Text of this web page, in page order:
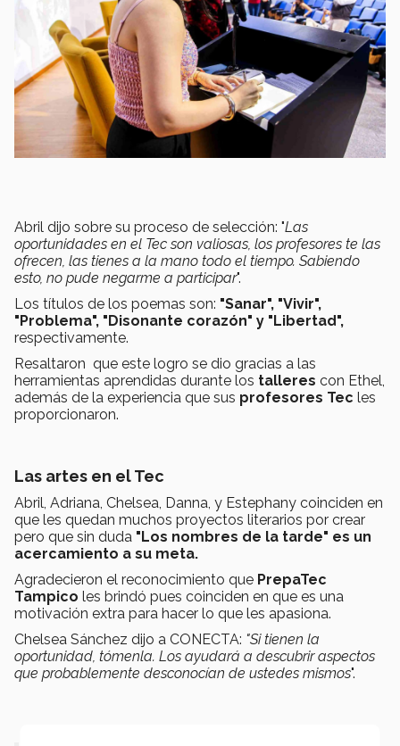
Abril dijo sobre su proceso de selección: "Las
oportunidades en el Tec son valiosas, los profesores te las
ofrecen, las tienes a la mano todo el tiempo. Sabiendo
esto, no pude negarme a participar".
Los títulos de los poemas son: "Sanar", "Vivir",
"Problema", "Disonante corazón" y "Libertad",
respectivamente.
Resaltaron que este logro se dio gracias a las
herramientas aprendidas durante los talleres con Ethel,
además de la experiencia que sus profesores Tec les
proporcionaron.
Las artes en el Tec
Abril, Adriana, Chelsea, Danna, y Estephany coinciden en
que les quedan muchos proyectos literarios por crear
pero que sin duda "Los nombres de la tarde" es un
acercamiento a su meta.
Agradecieron el reconocimiento que PrepaTec
Tampico les brindó pues coinciden en que es una
motivación extra para hacer lo que les apasiona.
Chelsea Sánchez dijo a CONECTA: "Si tienen la
oportunidad, tómenla. Los ayudará a descubrir aspectos
que probablemente desconocían de ustedes mismos".